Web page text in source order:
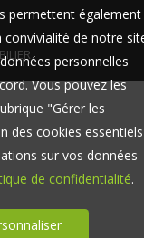
permettent également
convivialité de notre
personnelles
Vous pouvez les
"Gérer les
des cookies essentiels
sur vos données
de confidentialité.